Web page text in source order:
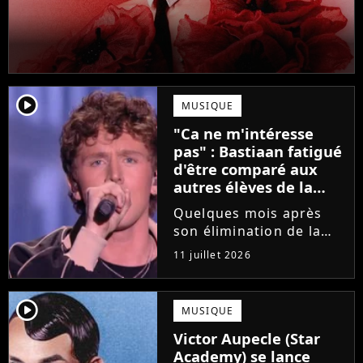
player2 MUSIQUE
"Ca ne m'intéresse
pas" : Bastiaan fatigué
d'être comparé aux
autres élèves de la
Star Academy
Quelques mois après
son élimination de la
Star Academy, Bastiaan
tente de lancer sa
carrière dans la
musique. Et pour ça, le
chanteur a récemment
dévoilé "Château", son
premier single....
11 juillet 2026
player2 MUSIQUE
Victor Aupecle (Star
Academy) se lance